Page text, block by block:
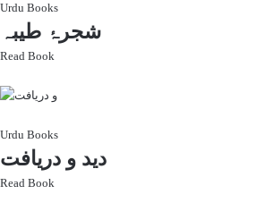
Urdu Books
شجرۂ طیبہ
Read Book
Urdu Books
دید و دریافت
Read Book